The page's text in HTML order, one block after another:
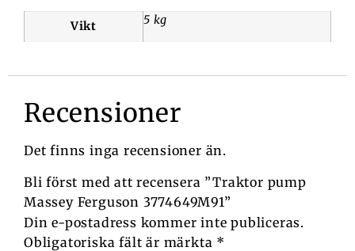
Vikt 5 kg
Recensioner
Det finns inga recensioner än.
Bli först med att recensera ”Traktor pump
Massey Ferguson 3774649M91”
Din e-postadress kommer inte publiceras.
Obligatoriska fält är märkta *